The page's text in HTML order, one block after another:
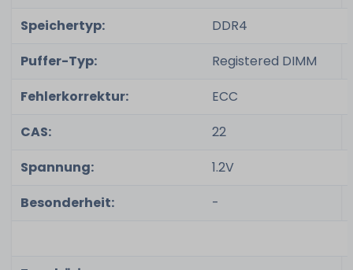
Speichertyp:
DDR4
Puffer-Typ:
Registered DIMM
Fehlerkorrektur:
ECC
CAS:
22
Spannung:
1.2V
Besonderheit:
-